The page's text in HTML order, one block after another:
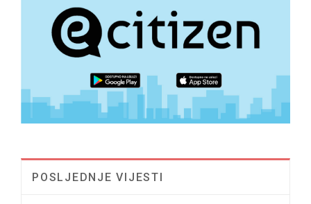
POSLJEDNJE VIJESTI